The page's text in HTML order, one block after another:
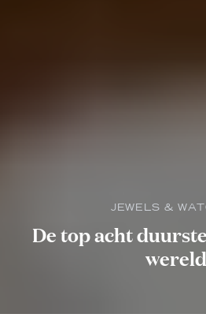
JEWELS &
De top acht
wereld